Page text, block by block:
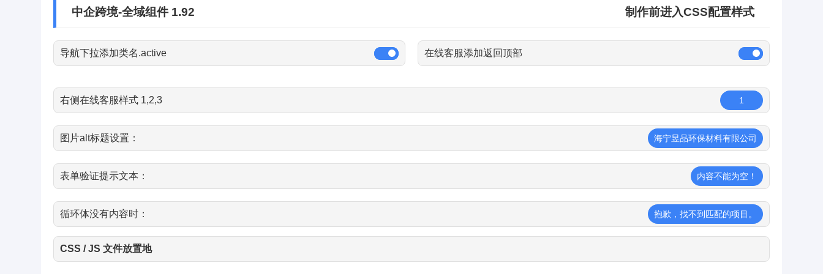
中企跨境-全域组件 1.92 制作前进入CSS配置样式
导航下拉添加类名.active 在线客服添加返回顶部
右侧在线客服样式 1,2,3 1
图片alt标题设置： 海宁昱品环保材料有限公司
表单验证提示文本： 内容不能为空！
循环体没有内容时： 抱歉，找不到匹配的项目。
CSS / JS 文件放置地